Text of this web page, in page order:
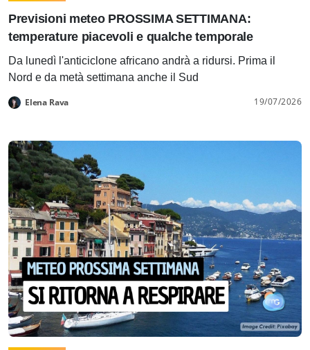
Previsioni meteo PROSSIMA SETTIMANA:
temperature piacevoli e qualche temporale
Da lunedì l'anticiclone africano andrà a ridursi. Prima il
Nord e da metà settimana anche il Sud
Elena Rava 19/07/2026